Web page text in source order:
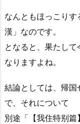
なんともほっこり
漢」なのです。
となると、果たし
なりますよね。
結論としては、帰国
で、それについて
別途「【我住特别